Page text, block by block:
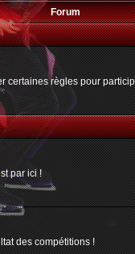
Forum
certaines règles pour
par ici !
des compétitions !